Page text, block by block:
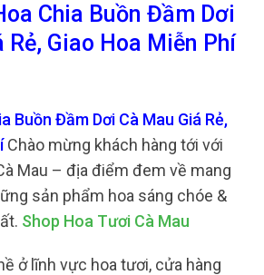
Chia Buồn Đầm Dơi
Rẻ, Giao Hoa Miễn Phí
Buồn Đầm Dơi Cà Mau Giá Rẻ,
Chào mừng khách hàng tới với
Mau – địa điểm đem về mang
sản phẩm hoa sáng chóe &
Shop Hoa Tươi Cà Mau
ở lĩnh vực hoa tươi, cửa hàng